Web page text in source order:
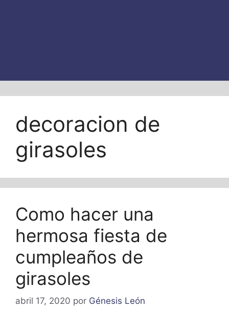
decoracion de
girasoles
Como hacer una
hermosa fiesta de
cumpleaños de
girasoles
abril 17, 2020 por Génesis León